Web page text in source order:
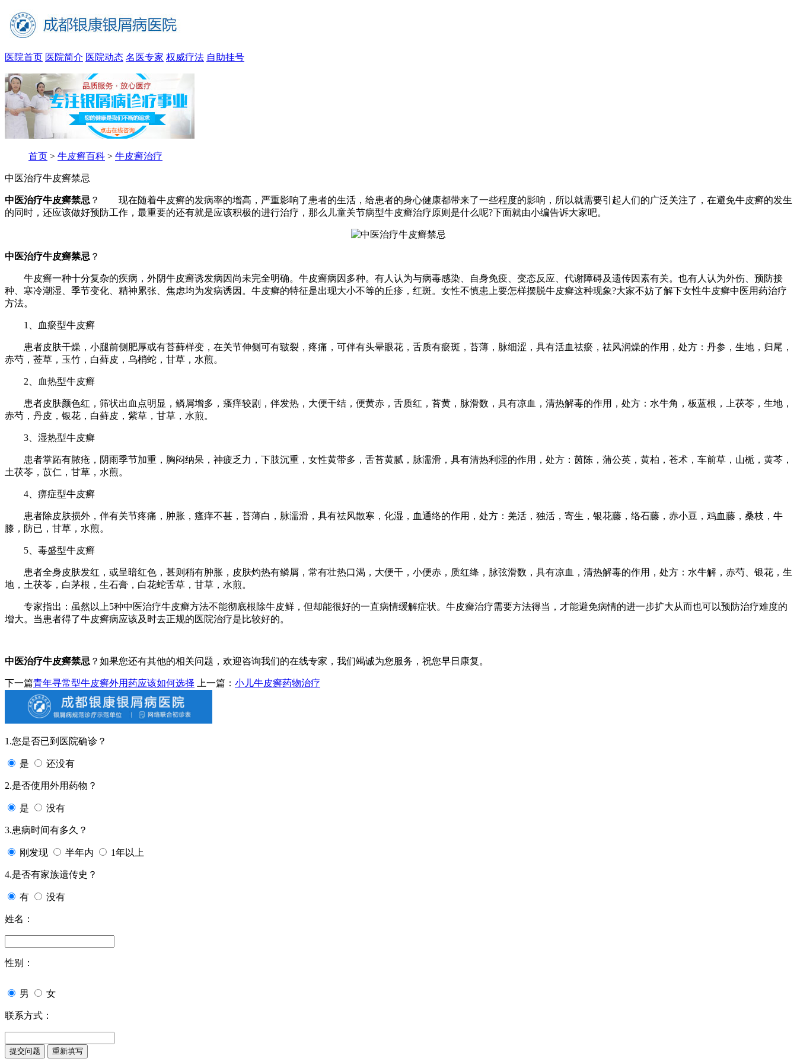
医院首页 医院简介 医院动态 名医专家 权威疗法 自助挂号
首页 > 牛皮癣百科 > 牛皮癣治疗
中医治疗牛皮癣禁忌
中医治疗牛皮癣禁忌 ？ 现在随着牛皮癣的发病率的增高，严重影响了患者的生活，给患者的身心健康都带来了一些程度的影响，所以就需要引起人们的广泛关注了，在避免牛皮癣的发生
的同时，还应该做好预防工作，最重要的还有就是应该积极的进行治疗，那么儿童关节病型牛皮癣治疗原则是什么呢?下面就由小编告诉大家吧。
中医治疗牛皮癣禁忌 ？
牛皮癣一种十分复杂的疾病，外阴牛皮癣诱发病因尚未完全明确。牛皮癣病因多种。有人认为与病毒感染、自身免疫、变态反应、代谢障碍及遗传因素有关。也有人认为外伤、预防接
种、寒冷潮湿、季节变化、精神累张、焦虑均为发病诱因。牛皮癣的特征是出现大小不等的丘疹，红斑。女性不慎患上要怎样摆脱牛皮癣这种现象?大家不妨了解下女性牛皮癣中医用药治疗
方法。
1、血瘀型牛皮癣
患者皮肤干燥，小腿前侧肥厚或有苔藓样变，在关节伸侧可有皲裂，疼痛，可伴有头晕眼花，舌质有瘀斑，苔薄，脉细涩，具有活血祛瘀，祛风润燥的作用，处方：丹参，生地，归尾，
赤芍，莶草，玉竹，白藓皮，乌梢蛇，甘草，水煎。
2、血热型牛皮癣
患者皮肤颜色红，筛状出血点明显，鳞屑增多，瘙痒较剧，伴发热，大便干结，便黄赤，舌质红，苔黄，脉滑数，具有凉血，清热解毒的作用，处方：水牛角，板蓝根，上茯苓，生地，
赤芍，丹皮，银花，白藓皮，紫草，甘草，水煎。
3、湿热型牛皮癣
患者掌跖有脓疮，阴雨季节加重，胸闷纳呆，神疲乏力，下肢沉重，女性黄带多，舌苔黄腻，脉濡滑，具有清热利湿的作用，处方：茵陈，蒲公英，黄柏，苍术，车前草，山栀，黄芩，
土茯苓，苡仁，甘草，水煎。
4、痹症型牛皮癣
患者除皮肤损外，伴有关节疼痛，肿胀，瘙痒不甚，苔薄白，脉濡滑，具有祛风散寒，化湿，血通络的作用，处方：羌活，独活，寄生，银花藤，络石藤，赤小豆，鸡血藤，桑枝，牛
膝，防已，甘草，水煎。
5、毒盛型牛皮癣
患者全身皮肤发红，或呈暗红色，甚则稍有肿胀，皮肤灼热有鳞屑，常有壮热口渴，大便干，小便赤，质红绛，脉弦滑数，具有凉血，清热解毒的作用，处方：水牛解，赤芍、银花，生
地，土茯苓，白茅根，生石膏，白花蛇舌草，甘草，水煎。
专家指出：虽然以上5种中医治疗牛皮癣方法不能彻底根除牛皮鲜，但却能很好的一直病情缓解症状。牛皮癣治疗需要方法得当，才能避免病情的进一步扩大从而也可以预防治疗难度的
增大。当患者得了牛皮癣病应该及时去正规的医院治疗是比较好的。
中医治疗牛皮癣禁忌 ？如果您还有其他的相关问题，欢迎咨询我们的在线专家，我们竭诚为您服务，祝您早日康复。
下一篇青年寻常型牛皮癣外用药应该如何选择 上一篇： 小儿牛皮癣药物治疗
1.您是否已到医院确诊？
是 还没有
2.是否使用外用药物？
是 没有
3.患病时间有多久？
刚发现 半年内 1年以上
4.是否有家族遗传史？
有 没有
姓名：
性别：
男 女
联系方式：